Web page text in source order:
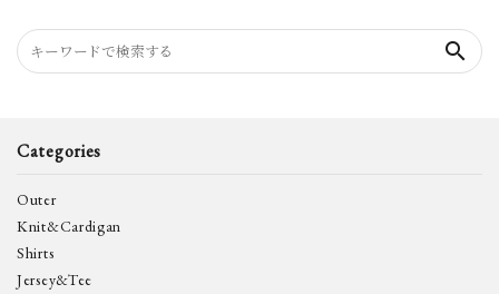
search
Categories
Outer
Knit&Cardigan
Shirts
Jersey&Tee